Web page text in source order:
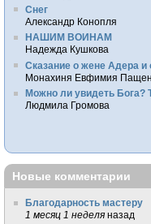
Снег
Александр Конопля
НАШИМ ВОИНАМ
Надежда Кушкова
Сказание о жене Адера
Монахиня Евфимия
Можно ли увидеть Бога?
Людмила Громова
Новые комментарии
Благодарность мастеру
1 месяц 1 неделя назад